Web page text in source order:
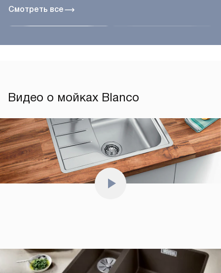
Смотреть все
Видео о мойках Blanco